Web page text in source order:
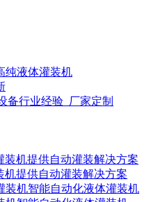
纯液体灌装机
备行业经验_厂家定制
机提供自动灌装解决方案